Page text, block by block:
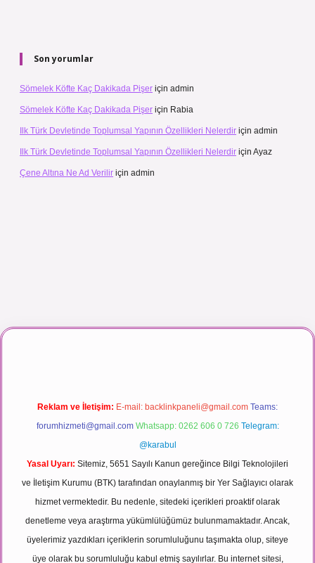
Son yorumlar
Sömelek Köfte Kaç Dakikada Pişer için admin
Sömelek Köfte Kaç Dakikada Pişer için Rabia
Ilk Türk Devletinde Toplumsal Yapının Özellikleri Nelerdir için admin
Ilk Türk Devletinde Toplumsal Yapının Özellikleri Nelerdir için Ayaz
Çene Altına Ne Ad Verilir için admin
maç izle
Reklam ve İletişim: E-mail: backlinkpaneli@gmail.com Teams:
forumhizmeti@gmail.com Whatsapp: 0262 606 0 726 Telegram:
@karabul
Yasal Uyarı: Sitemiz, 5651 Sayılı Kanun gereğince Bilgi Teknolojileri
ve İletişim Kurumu (BTK) tarafından onaylanmış bir Yer Sağlayıcı olarak
hizmet vermektedir. Bu nedenle, sitedeki içerikleri proaktif olarak
denetleme veya araştırma yükümlülüğümüz bulunmamaktadır. Ancak,
üyelerimiz yazdıkları içeriklerin sorumluluğunu taşımakta olup, siteye
üye olarak bu sorumluluğu kabul etmiş sayılırlar. Bu internet sitesi,